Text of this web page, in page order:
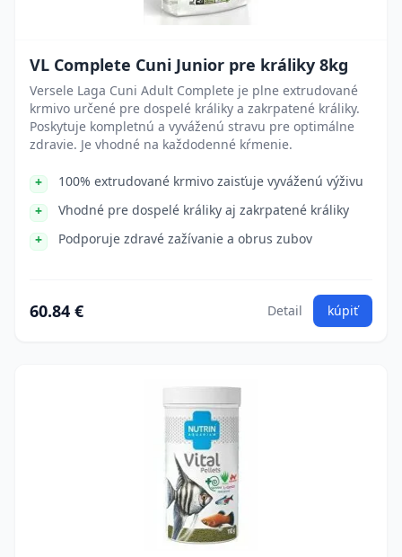
VL Complete Cuni Junior pre králiky 8kg
Versele Laga Cuni Adult Complete je plne extrudované
krmivo určené pre dospelé králiky a zakrpatené králiky.
Poskytuje kompletnú a vyváženú stravu pre optimálne
zdravie. Je vhodné na každodenné kŕmenie.
100% extrudované krmivo zaisťuje vyváženú výživu
Vhodné pre dospelé králiky aj zakrpatené králiky
Podporuje zdravé zažívanie a obrus zubov
60.84 € Detail kúpiť